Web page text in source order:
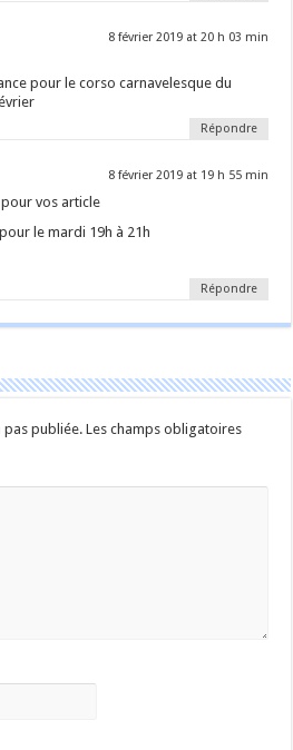
8 février 2019 at 20 h 03 min
pour le corso carnavelesque du
Répondre
8 février 2019 at 19 h 55 min
vos article
le mardi 19h à 21h
Répondre
pas publiée. Les champs obligatoires